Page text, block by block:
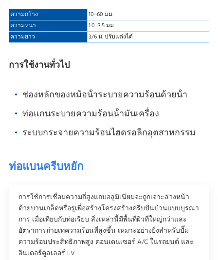
ความกว้าง
10–60 มม.
ความหนา
1.0–3.5 มม
ความยาว
3/6 ม. ปรับแต่งได้
การใช้งานทั่วไป
ช่องหลักของหม้อน้ําระบายความร้อนด้วยน้ํา
ท่อแกนระบายความร้อนน้ํามันเครื่อง
ระบบกระจายความร้อนไฮดรอลิกอุตสาหกรรม
ท่อแบนครีบหยัก
การใช้การเชื่อมความถี่สูงแถบอลูมิเนียมจะถูกเจาะล่วงหน้า
ด้วยบานเกล็ดหรือรูเพื่อสร้างโครงสร้างครีบปั่นป่วนแบบบูรณา
การ เมื่อเทียบกับท่อเรียบ สิ่งเหล่านี้มีพื้นที่ผิวที่ใหญ่กว่าและ
อัตราการถ่ายเทความร้อนที่สูงขึ้น เหมาะอย่างยิ่งสําหรับปั๊ม
ความร้อนประสิทธิภาพสูง คอนเดนเซอร์ A/C ในรถยนต์ และ
อินเตอร์คูลเลอร์ EV